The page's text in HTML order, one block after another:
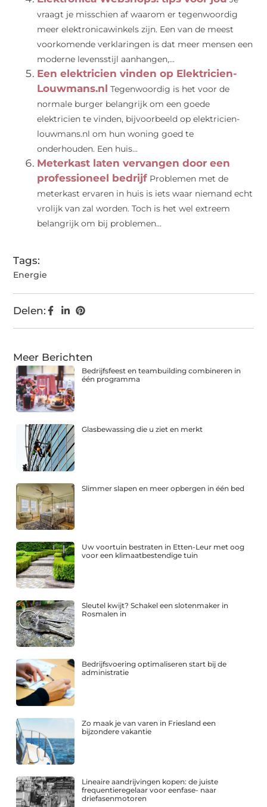
vraagt ​​je misschien af ​​waarom er tegenwoordig
meer elektronicawinkels zijn. Een van de meest
voorkomende verklaringen is dat meer mensen een
moderne levensstijl aanhangen,...
Een elektricien vinden op Elektricien-
Louwmans.nl Tegenwoordig is het voor de
normale burger belangrijk om een ​​goede
elektricien te vinden, bijvoorbeeld op elektricien-
louwmans.nl om hun woning goed te
onderhouden. Een huis...
Meterkast laten vervangen door een
professioneel bedrijf Problemen met de
meterkast ervaren in huis is iets waar niemand echt
vrolijk van zal worden. Toch is het wel extreem
belangrijk om bij problemen...
Tags:
Energie
Delen:
Meer Berichten
Bedrijfsfeest en teambuilding combineren in
één programma
Glasbewassing die u ziet en merkt
Slimmer slapen en meer opbergen in één bed
Uw voortuin bestraten in Etten-Leur met oog
voor een klimaatbestendige tuin
Sleutel kwijt? Schakel een slotenmaker in
Rosmalen in
Bedrijfsvoering optimaliseren start bij de
administratie
Zo maak je van varen in Friesland een
bijzondere vakantie
Lineaire aandrijvingen kopen: de juiste
frequentieregelaar voor eenfase- naar
driefasenmotoren